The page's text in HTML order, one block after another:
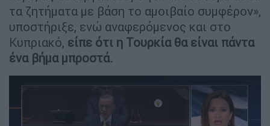
τα ζητήματα με βάση το αμοιβαίο συμφέρον»,
υποστήριξε, ενώ αναφερόμενος και στο
Κυπριακό, είπε ότι η Τουρκία θα είναι πάντα
ένα βήμα μπροστά.